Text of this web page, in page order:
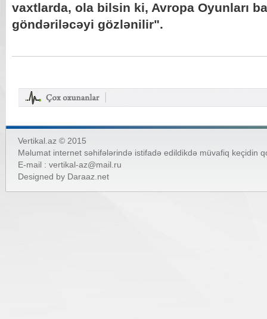
vaxtlarda, ola bilsin ki, Avropa Oyunları
göndəriləcəyi gözlənilir".
Vertikal.az © 2015
Məlumat internet səhifələrində istifadə edildikdə müvafiq keçidin
E-mail : vertikal-az@mail.ru
Designed by Daraaz.net